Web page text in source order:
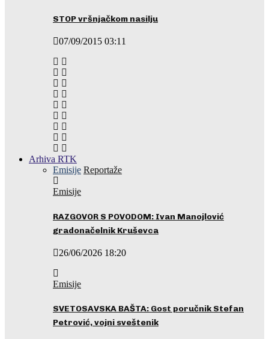
STOP vršnjačkom nasilju
07/09/2015 03:11
Arhiva RTK
Emisije Reportaže
Emisije
RAZGOVOR S POVODOM: Ivan Manojlović
gradonačelnik Kruševca
26/06/2026 18:20
Emisije
SVETOSAVSKA BAŠTA: Gost poručnik Stefan
Petrović, vojni sveštenik